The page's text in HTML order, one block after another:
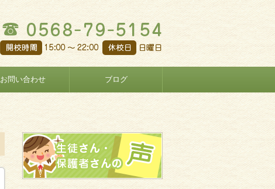
お問い合わせ ブログ